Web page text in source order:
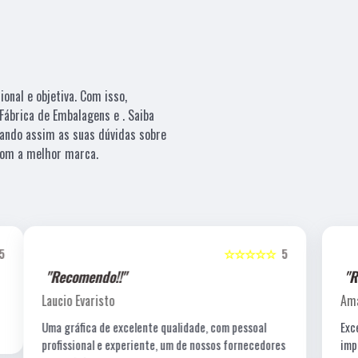
e objetiva. Com isso,
de Embalagens e . Saiba
assim as suas dúvidas sobre
a melhor marca.
☆☆☆☆☆
"Recomendo!!"
Amanda C. T. Lewin
Excelentes profissionais de criação, fotografia e a
impressão é impecável!